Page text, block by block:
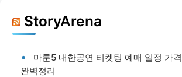
StoryArena
마룬5 내한공연 티켓팅 예매 일정 가
완벽정리